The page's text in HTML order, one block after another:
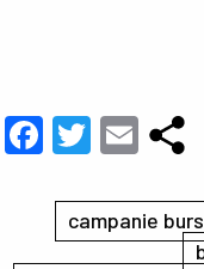
Facebook
Twitter
campanie